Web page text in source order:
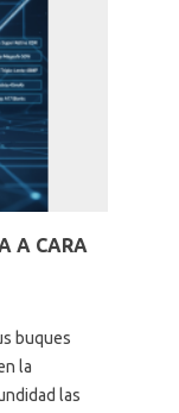
A CARA
buques
la
las